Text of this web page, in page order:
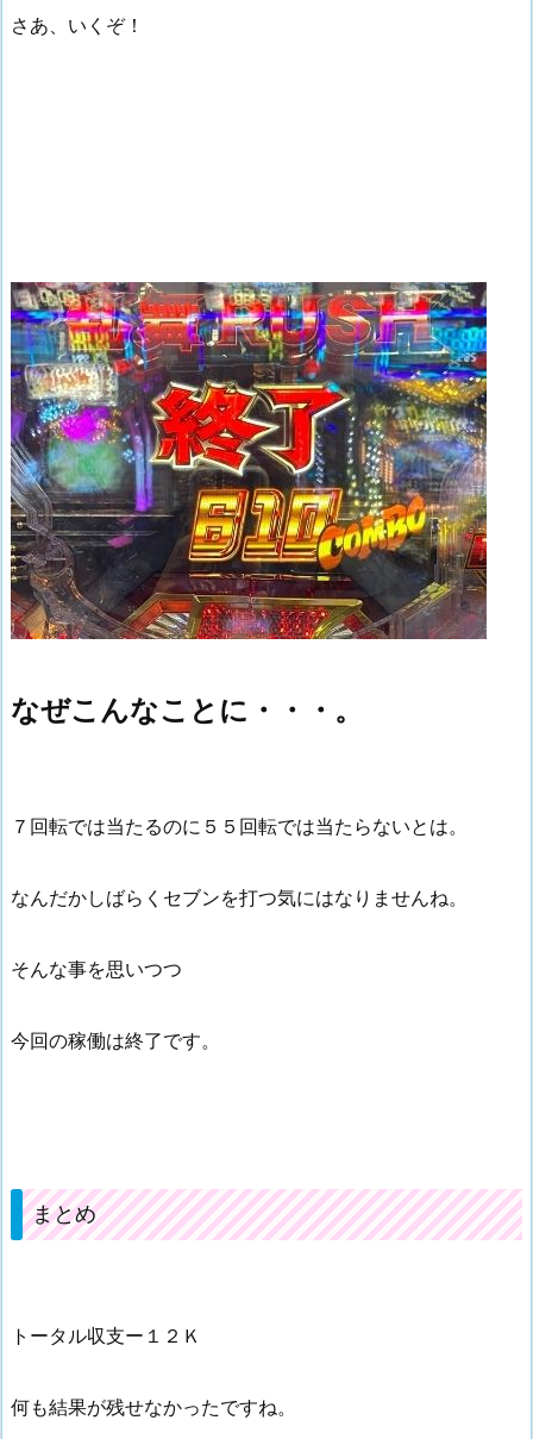
さあ、いくぞ！
なぜこんなことに・・・。
７回転では当たるのに５５回転では当たらないとは。
なんだかしばらくセブンを打つ気にはなりませんね。
そんな事を思いつつ
今回の稼働は終了です。
まとめ
トータル収支ー１２Ｋ
何も結果が残せなかったですね。